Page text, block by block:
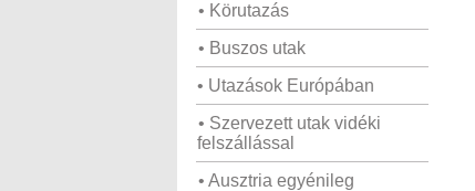
• Körutazás
• Buszos utak
• Utazások Európában
• Szervezett utak vidéki
felszállással
• Ausztria egyénileg